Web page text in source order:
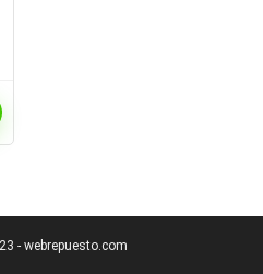
- webrepuesto.com